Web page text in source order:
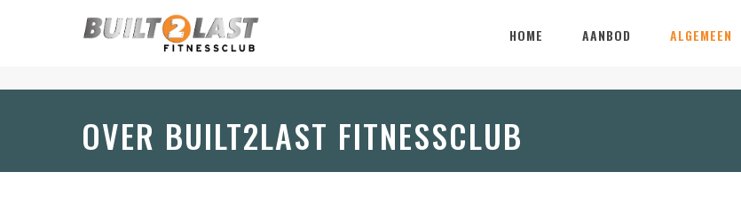
HOME AANBOD ALGEMEEN
OVER BUILT2LAST FITNESSCLUB